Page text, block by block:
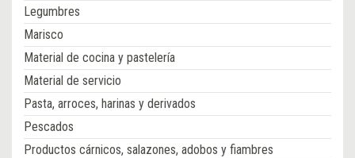
Legumbres
Marisco
Material de cocina y pastelería
Material de servicio
Pasta, arroces, harinas y derivados
Pescados
Productos cárnicos, salazones, adobos y fiambres